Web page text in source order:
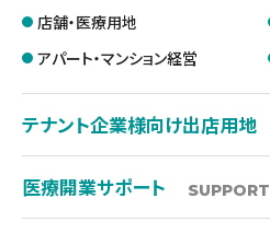
店舗・医療用地
アパート・マンション経営
テナント企業様向け出店用地
医療開業サポート SUPPORT